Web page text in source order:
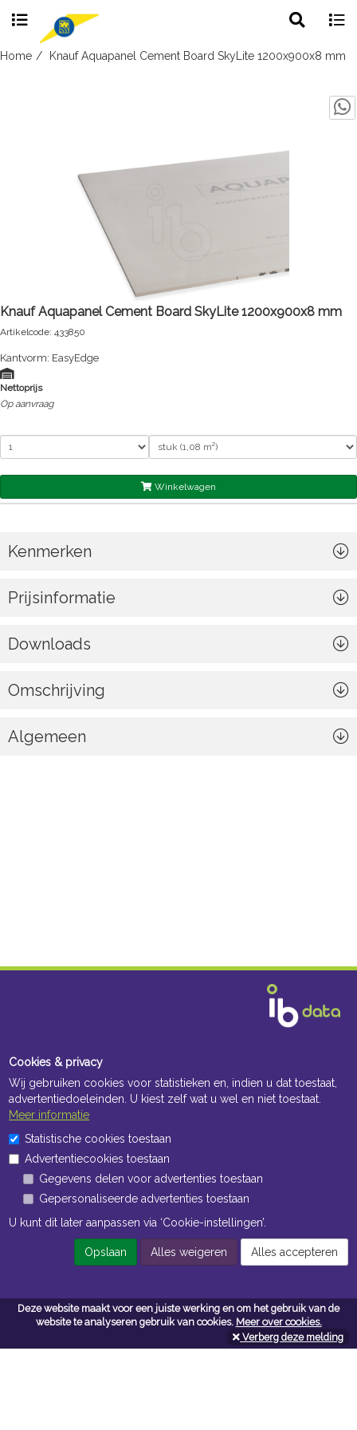
Deze website maakt voor een juiste werking en om het gebruik van de
website te analyseren gebruik van cookies. Meer over cookies.
Verberg deze melding
Skip
search
Home Knauf Aquapanel Cement Board SkyLite 1200x900x8 mm
Knauf Aquapanel Cement Board SkyLite 1200x900x8 mm
Artikelcode: 433850
Kantvorm: EasyEdge
Nettoprijs
Op aanvraag
Winkelwagen
Kenmerken
Prijsinformatie
Downloads
Omschrijving
Algemeen
Openingstijden Kantoor
ma t/m vr 8:30 uur tot 17:00 uur
Openingstijden Magazijn
ma t/m vr 7:00 uur tot 16:30 uur
Navigatie
Cookies & privacy
Wij gebruiken cookies voor statistieken en, indien u dat toestaat,
advertentiedoeleinden. U kiest zelf wat u wel en niet toestaat.
Meer informatie
Statistische cookies toestaan
Advertentiecookies toestaan
Gegevens delen voor advertenties toestaan
Gepersonaliseerde advertenties toestaan
U kunt dit later aanpassen via ‘Cookie-instellingen’.
Opslaan Alles weigeren Alles accepteren